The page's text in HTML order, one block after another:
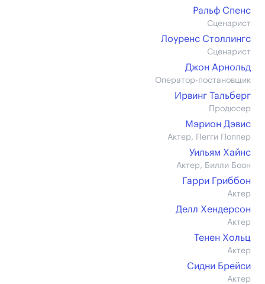
Ральф Спенс
Сценарист
Лоуренс Столлингс
Сценарист
Джон Арнольд
Оператор-постановщик
Ирвинг Тальберг
Продюсер
Мэрион Дэвис
Актер, Пегги Поппер
Уильям Хайнс
Актер, Билли Боон
Гарри Гриббон
Актер
Делл Хендерсон
Актер
Тенен Хольц
Актер
Сидни Брейси
Актер